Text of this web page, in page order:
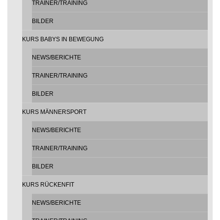
TRAINER/TRAINING
BILDER
KURS BABYS IN BEWEGUNG
NEWS/BERICHTE
TRAINER/TRAINING
BILDER
KURS MÄNNERSPORT
NEWS/BERICHTE
TRAINER/TRAINING
BILDER
KURS RÜCKENFIT
NEWS/BERICHTE